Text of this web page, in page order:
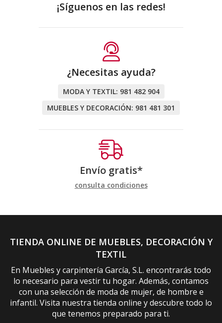
¡Síguenos en las redes!
¿Necesitas ayuda?
MODA Y TEXTIL: 981 482 904
MUEBLES Y DECORACIÓN: 981 481 301
Envío gratis*
consulta condiciones
TIENDA ONLINE DE MUEBLES, DECORACIÓN Y
TEXTIL
En Muebles y carpintería García, S.L. encontrarás todo
lo necesario para vestir tu hogar. Además, contamos
con una selección de moda de mujer, de hombre e
infantil. Visita nuestra tienda online y descubre todo lo
que tenemos preparado para ti.